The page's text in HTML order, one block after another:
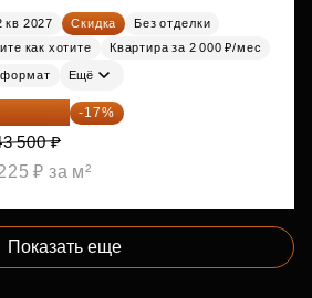
кв 2027 Скидка
Без отделки
как хотите
Квартира за 2 000 ₽/мес
Ещё
105 ₽ -17%
500 ₽
₽ за м²
Показать еще